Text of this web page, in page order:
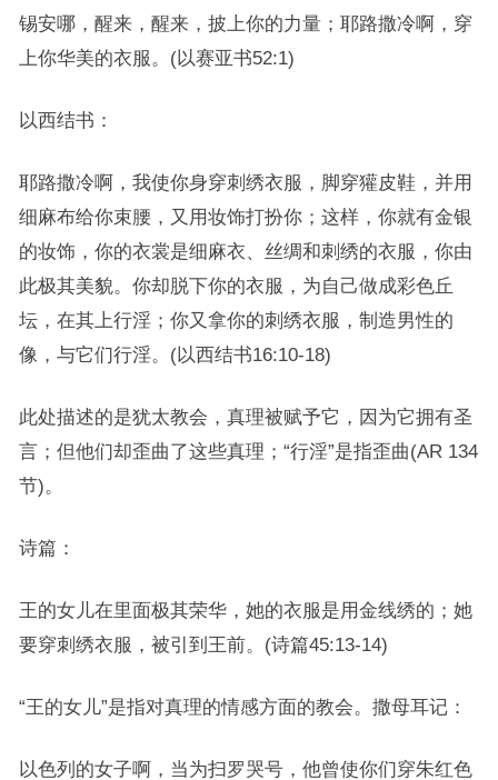
锡安哪，醒来，醒来，披上你的力量；耶路撒冷啊，穿
上你华美的衣服。(以赛亚书52:1)
以西结书：
耶路撒冷啊，我使你身穿刺绣衣服，脚穿獾皮鞋，并用
细麻布给你束腰，又用妆饰打扮你；这样，你就有金银
的妆饰，你的衣裳是细麻衣、丝绸和刺绣的衣服，你由
此极其美貌。你却脱下你的衣服，为自己做成彩色丘
坛，在其上行淫；你又拿你的刺绣衣服，制造男性的
像，与它们行淫。(以西结书16:10-18)
此处描述的是犹太教会，真理被赋予它，因为它拥有圣
言；但他们却歪曲了这些真理；“行淫”是指歪曲(AR 134
节)。
诗篇：
王的女儿在里面极其荣华，她的衣服是用金线绣的；她
要穿刺绣衣服，被引到王前。(诗篇45:13-14)
“王的女儿”是指对真理的情感方面的教会。撒母耳记：
以色列的女子啊，当为扫罗哭号，他曾使你们穿朱红色